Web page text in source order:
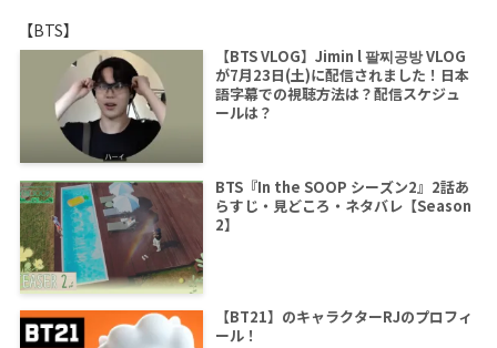
【BTS】
【BTS VLOG】Jimin l 팔찌공방 VLOG
が7月23日(土)に配信されました！日本
語字幕での視聴方法は？配信スケジュ
ールは？
BTS『In the SOOP シーズン2』2話あ
らすじ・見どころ・ネタバレ【Season
2】
【BT21】のキャラクターRJのプロフィ
ール！